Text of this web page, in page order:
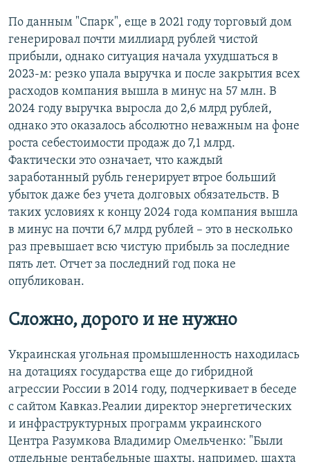
По данным "Спарк", еще в 2021 году торговый дом
генерировал почти миллиард рублей чистой
прибыли, однако ситуация начала ухудшаться в
2023-м: резко упала выручка и после закрытия всех
расходов компания вышла в минус на 57 млн. В
2024 году выручка выросла до 2,6 млрд рублей,
однако это оказалось абсолютно неважным на фоне
роста себестоимости продаж до 7,1 млрд.
Фактически это означает, что каждый
заработанный рубль генерирует втрое больший
убыток даже без учета долговых обязательств. В
таких условиях к концу 2024 года компания вышла
в минус на почти 6,7 млрд рублей – это в несколько
раз превышает всю чистую прибыль за последние
пять лет. Отчет за последний год пока не
опубликован.
Сложно, дорого и не нужно
Украинская угольная промышленность находилась
на дотациях государства еще до гибридной
агрессии России в 2014 году, подчеркивает в беседе
с сайтом Кавказ.Реалии директор энергетических
и инфраструктурных программ украинского
Центра Разумкова Владимир Омельченко: "Были
отдельные рентабельные шахты, например, шахта